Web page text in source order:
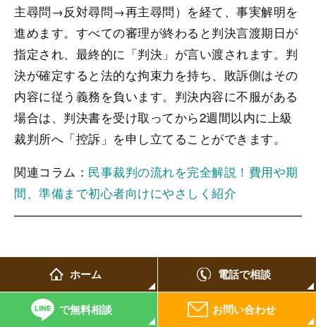
主尋問→反対尋問→再主尋問）を経て、事実解明を
進めます。すべての審理が終わると判決言渡期日が
指定され、最終的に「判決」が言い渡されます。判
決が確定すると法的な拘束力を持ち、敗訴側はその
内容に従う義務を負います。判決内容に不服がある
場合は、判決書を受け取ってから2週間以内に上級
裁判所へ「控訴」を申し立てることができます。
関連コラム： 民事裁判の流れを完全解説！費用や期
間、準備まで初心者向けにやさしく紹介
提訴にかかる費用と期間の目安【2026年
最新】
ホーム 電話で相談
で無料相談 お問い合わせ